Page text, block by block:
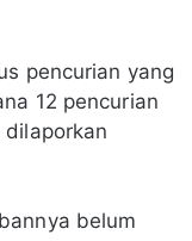
pencurian yang
12 pencurian
belum